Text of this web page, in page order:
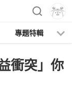
專題特輯
衝突」你